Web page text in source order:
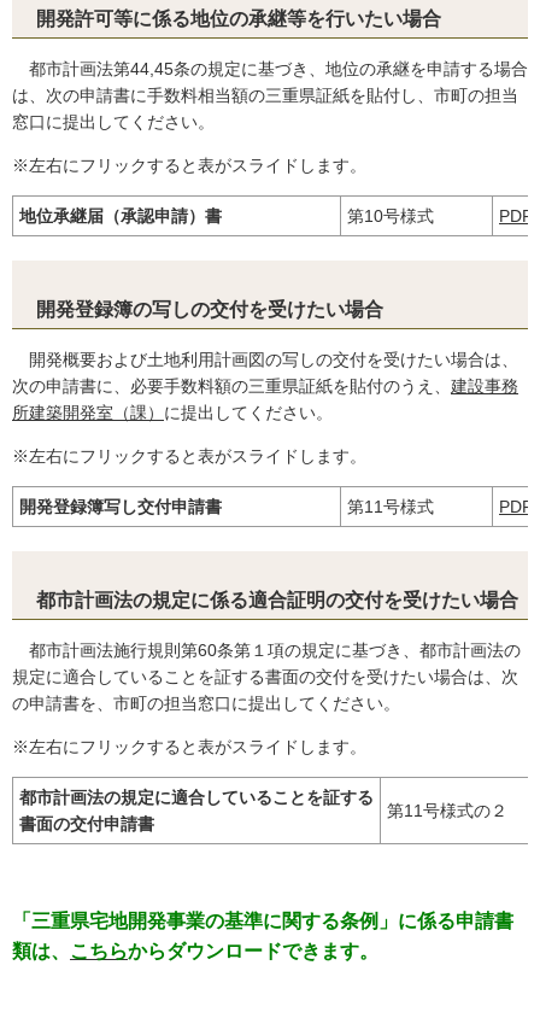
開発許可等に係る地位の承継等を行いたい場合
都市計画法第44,45条の規定に基づき、地位の承継を申請する場合
は、次の申請書に手数料相当額の三重県証紙を貼付し、市町の担当
窓口に提出してください。
※左右にフリックすると表がスライドします。
地位承継届（承認申請）書 第10号様式 PDF
開発登録簿の写しの交付を受けたい場合
開発概要および土地利用計画図の写しの交付を受けたい場合は、
次の申請書に、必要手数料額の三重県証紙を貼付のうえ、 建設事務
所建築開発室（課） に提出してください。
※左右にフリックすると表がスライドします。
開発登録簿写し交付申請書 第11号様式 PDF
都市計画法の規定に係る適合証明の交付を受けたい場合
都市計画法施行規則第60条第１項の規定に基づき、都市計画法の
規定に適合していることを証する書面の交付を受けたい場合は、次
の申請書を、市町の担当窓口に提出してください。
※左右にフリックすると表がスライドします。
都市計画法の規定に適合していることを証する
書面の交付申請書
第11号様式の２
「三重県宅地開発事業の基準に関する条例」に係る申請書
類は、 こちらからダウンロードできます。